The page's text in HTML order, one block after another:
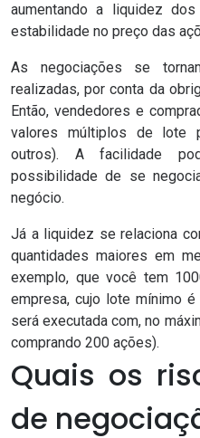
aumentando a liquidez
estabilidade no preço das
As negociações se
realizadas, por conta da
Então, vendedores e
valores múltiplos de lote
outros). A facilidade
possibilidade de se
negócio.
Já a liquidez se relaciona
quantidades maiores em
exemplo, que você tem
empresa, cujo lote mínimo
será executada com, no
comprando 200 ações).
Quais os
de